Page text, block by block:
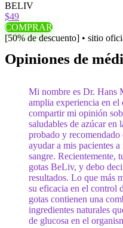
BELIV
$49
COMPRAR
[50% de descuento] • sitio
Opiniones de
Mi nombre es Dr. Hans
amplia experiencia en
compartir mi opinión
saludables de azúcar en
probado y
ayudar a mis pacientes
sangre. Recientemente,
gotas BeLiv, y debo
resultados. Lo que más
su eficacia en el control
gotas contienen una
ingredientes naturales
de glucosa en el